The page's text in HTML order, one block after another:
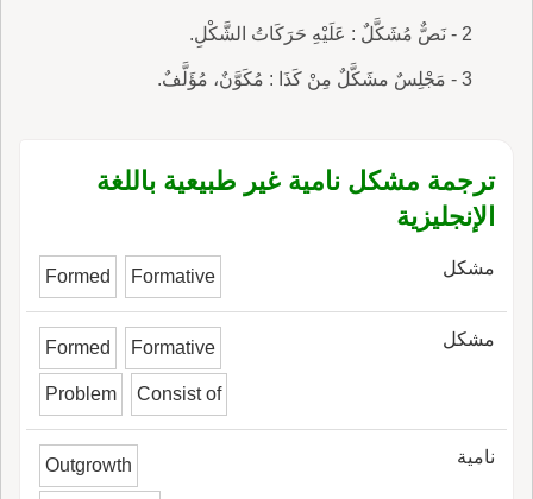
2 - نَصٌّ مُشَكَّلٌ : عَلَيْهِ حَرَكَاتُ الشَّكْلِ.
3 - مَجْلِسٌ مشَكَّلٌ مِنْ كَذَا : مُكَوَّنٌ، مُؤَلَّفٌ.
ترجمة مشكل نامية غير طبيعية باللغة
الإنجليزية
مشكل Formed Formative
مشكل Formed Formative
Problem Consist of
نامية Outgrowth